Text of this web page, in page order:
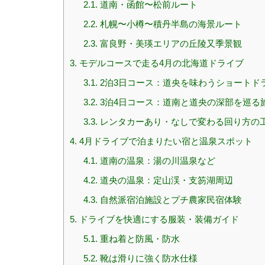
2.1. 道南・函館〜松前ルート
2.2. 札幌〜小樽〜積丹半島の海景ルート
2.3. 富良野・美瑛エリアの丘陵⼜季景観
3. モデルコースで走る4月の北海道ドライブ
3.1. 2泊3日コース：道央を味わうショートド
3.2. 3泊4日コース：道南と道央の深部を巡る
3.3. レンタカーあり・なしで変わる回り方の
4. 4月ドライブで泊まりたい宿と温泉スポット
4.1. 道南の温泉：湯の川温泉など
4.2. 道央の温泉：定山渓・支笏湖周辺
4.3. 自然派宿泊施設とプチ農家民宿体験
5. ドライブを快適にする服装・装備ガイド
5.1. 重ね着と防風・防水
5.2. 靴は滑りに強く防水仕様